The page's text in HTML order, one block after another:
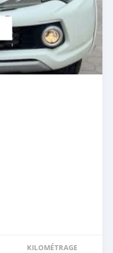
KILOMÉTRAGE